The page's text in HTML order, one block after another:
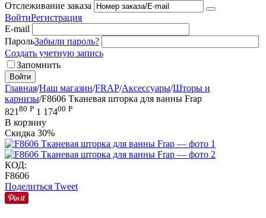
Отслеживание заказа
ВойтиРегистрация
E-mail
ПарольЗабыли пароль?
Создать учетную запись
Запомнить
Войти
Главная/Наш магазин/FRAP/Аксессуары/Шторы и
карнизы/F8606 Тканевая шторка для ванны Frap
821 80 Р 1 17400 Р
В корзину
Скидка 30%
КОД:
F8606
Поделиться Tweet